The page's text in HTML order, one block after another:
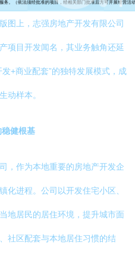
图上，志强房地产开发有限公司
项目开发闻名，其业务触角还延
+商业配套”的独特发展模式，成
动样本。
健根基
，作为本地重要的房地产开发企
化进程。公司以开发住宅小区、
地居民的居住环境，提升城市面
社区配套与本地居住习惯的结